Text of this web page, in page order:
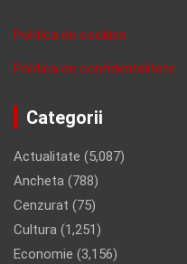
Politica de cookies
Politica de confidentalitate
Categorii
Actualitate (5,087)
Ancheta (788)
Cenzurat (75)
Cultura (1,251)
Economie (3,156)